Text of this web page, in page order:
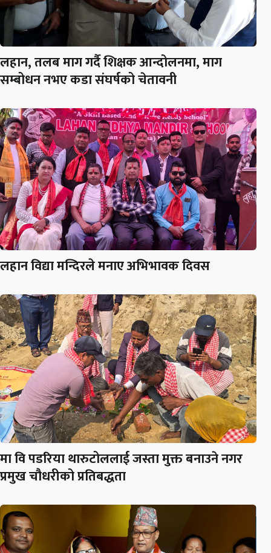
लहान, तलब माग गर्दै शिक्षक आन्दोलनमा, माग
सम्बोधन नभए कडा संघर्षको चेतावनी
लहान विद्या मन्दिरले मनाए अभिभावक दिवस
मा वि पडरिया थारुटोललाई जस्ता मुक्त बनाउने नगर
प्रमुख चौधरीको प्रतिबद्धता